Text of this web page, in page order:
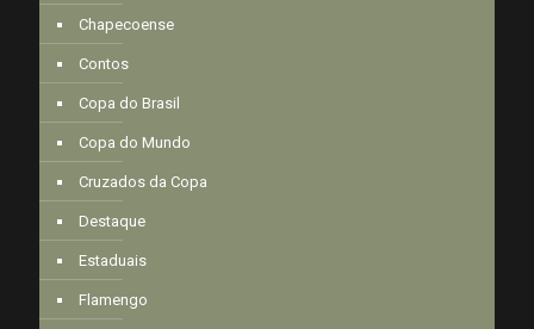
Chapecoense
Contos
Copa do Brasil
Copa do Mundo
Cruzados da Copa
Destaque
Estaduais
Flamengo